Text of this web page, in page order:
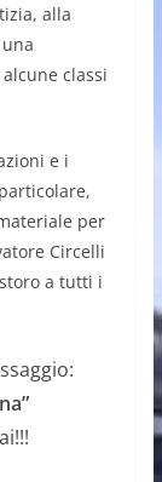
alla
classi
e i
per
Circelli
a tutti i